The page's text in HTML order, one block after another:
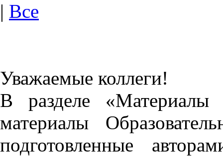
| Все
Уважаемые коллеги!
В разделе «Материалы
материалы
подготовленные